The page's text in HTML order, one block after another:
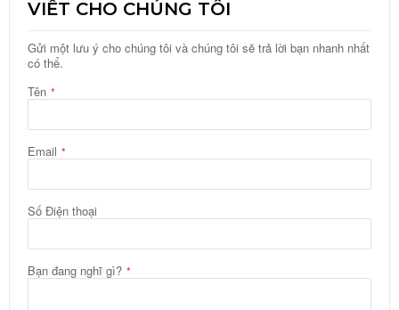
VIẾT CHO CHÚNG TÔI
Gửi một lưu ý cho chúng tôi và chúng tôi sẽ trả lời bạn nhanh nhất
có thể.
Tên
Email
Số Điện thoại
Bạn đang nghĩ gì?